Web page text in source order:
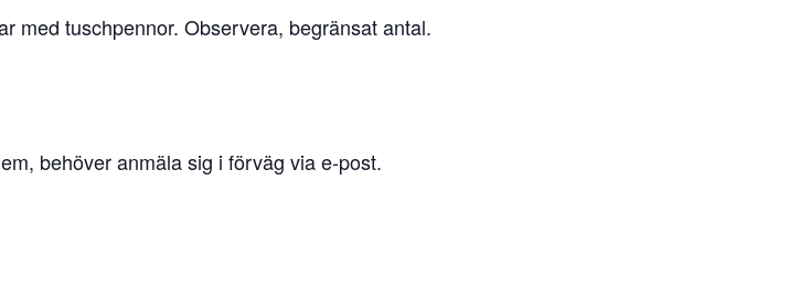
med tuschpennor. Observera, begränsat antal.
behöver anmäla sig i förväg via e-post.